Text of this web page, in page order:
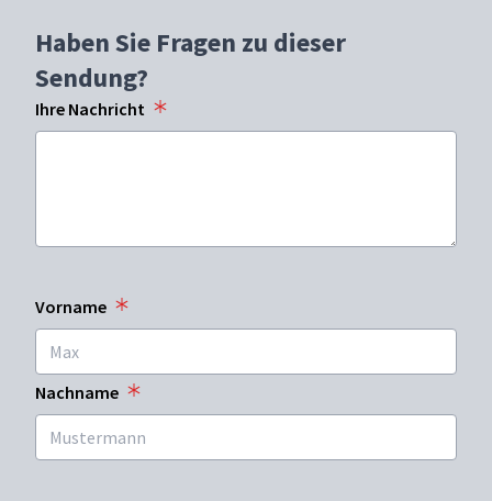
Haben Sie Fragen zu dieser
Sendung?
Ihre Nachricht
Vorname
Nachname